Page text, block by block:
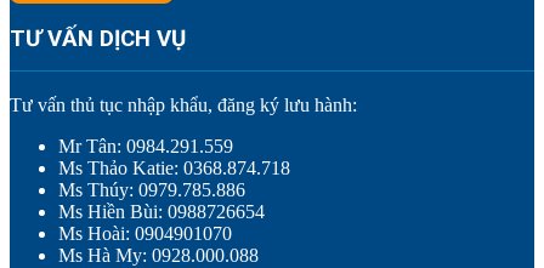
TƯ VẤN DỊCH VỤ
Tư vấn thủ tục nhập khẩu, đăng ký lưu hành:
Mr Tân: 0984.291.559
Ms Thảo Katie: 0368.874.718
Ms Thúy: 0979.785.886
Ms Hiền Bùi: 0988726654
Ms Hoài: 0904901070
Ms Hà My: 0928.000.088